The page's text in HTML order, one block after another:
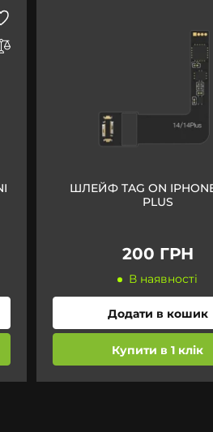
ШЛЕЙФ TAG ON
PLUS
200 ГРН
В наявності
Додати в кошик
Купити в 1 клік